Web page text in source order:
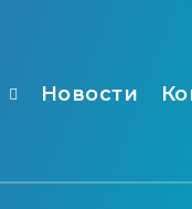
Новости